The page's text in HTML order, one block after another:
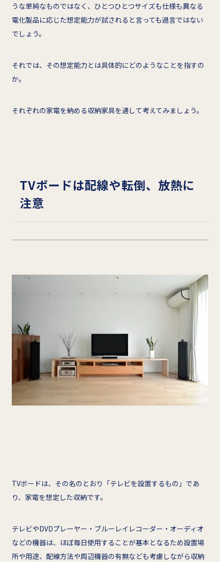
うな単純なものではなく、ひとつひとつサイズも仕様も異なる
電化製品に応じた想定能力が試されると言っても過言ではない
でしょう。
それでは、その想定能力とは具体的にどのようなことを指すの
か。
それぞれの家電を納める収納家具を通して考えてみましょう。
TVボードは配線や転倒、放熱に
注意
TVボードは、その名のとおり「テレビを設置するもの」であ
り、家電を想定した収納です。
テレビやDVDプレーヤー・ブルーレイレコーダー・オーディオ
などの機器は、ほぼ毎日使用することが基本となるため設置場
所や用途、配線方法や周辺機器の有無なども考慮しながら収納